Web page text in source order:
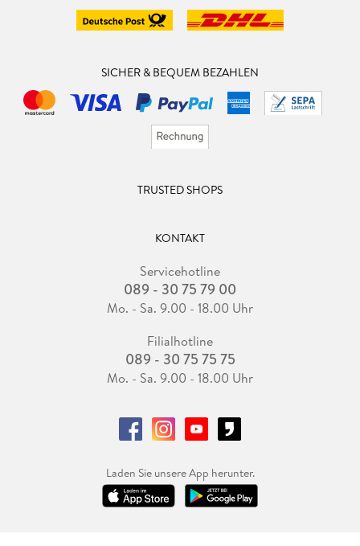
SICHER & BEQUEM BEZAHLEN
TRUSTED SHOPS
KONTAKT
Servicehotline
089 - 30 75 79 00
Mo. - Sa. 9.00 - 18.00 Uhr
Filialhotline
089 - 30 75 75 75
Mo. - Sa. 9.00 - 18.00 Uhr
Laden Sie unsere App herunter.